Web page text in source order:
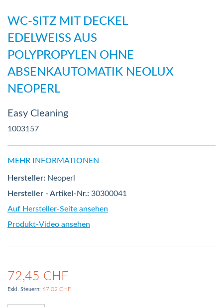
WC-SITZ MIT DECKEL
EDELWEISS AUS
POLYPROPYLEN OHNE
ABSENKAUTOMATIK NEOLUX
NEOPERL
Easy Cleaning
1003157
MEHR INFORMATIONEN
Hersteller: Neoperl
Hersteller - Artikel-Nr.: 30300041
Auf Hersteller-Seite ansehen
Produkt-Video ansehen
72,45 CHF
67,02 CHF
Anfang
Bildergalerie
springen